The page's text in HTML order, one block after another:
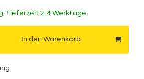
Lieferzeit 2-4 Werktage
In den Warenkorb